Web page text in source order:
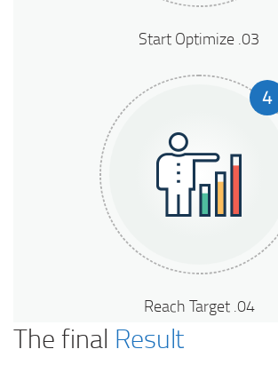
03. Start Optimize
4
04. Reach Target
The finalResult